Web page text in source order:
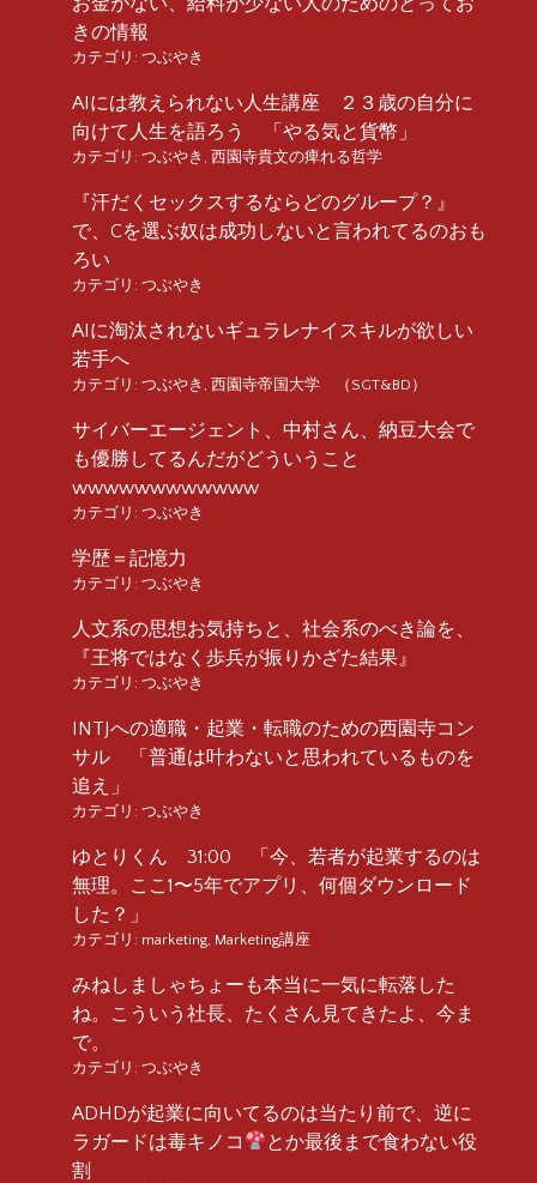
きの情報
カテゴリ: つぶやき
AIには教えられない人生講座 ２３歳の自分に
向けて人生を語ろう 「やる気と貨幣」
カテゴリ: つぶやき 西園寺貴文の痺れる哲学
『汗だくセックスするならどのグループ？』
で、Cを選ぶ奴は成功しないと言われてるのおも
ろい
カテゴリ: つぶやき
AIに淘汰されないギュラレナイスキルが欲しい
若手へ
カテゴリ: つぶやき 西園寺帝国大学 （SGT&BD）
サイバーエージェント、中村さん、納豆大会で
も優勝してるんだがどういうこと
wwwwwwwwwwww
カテゴリ: つぶやき
学歴＝記憶力
カテゴリ: つぶやき
人文系の思想お気持ちと、社会系のべき論を、
『王将ではなく歩兵が振りかざた結果』
カテゴリ: つぶやき
INTJへの適職・起業・転職のための西園寺コン
サル 「普通は叶わないと思われているものを
追え」
カテゴリ: つぶやき
ゆとりくん 31:00 「今、若者が起業するのは
無理。ここ1〜5年でアプリ、何個ダウンロード
した？」
カテゴリ: marketing Marketing講座
みねしましゃちょーも本当に一気に転落した
ね。こういう社長、たくさん見てきたよ、今ま
で。
カテゴリ: つぶやき
ADHDが起業に向いてるのは当たり前で、逆に
ラガードは毒キノコ
とか最後まで食わない役
割